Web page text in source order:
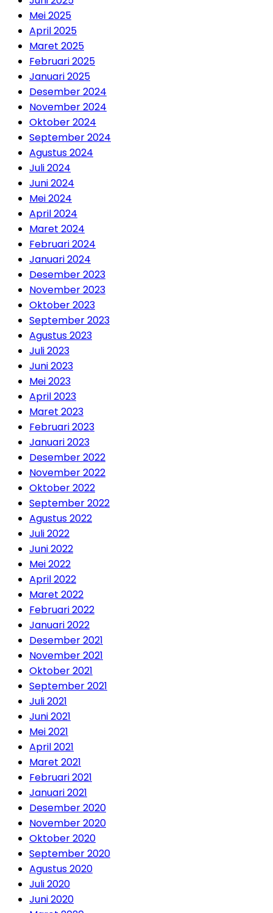
Mei 2025
April 2025
Maret 2025
Februari 2025
Januari 2025
Desember 2024
November 2024
Oktober 2024
September 2024
Agustus 2024
Juli 2024
Juni 2024
Mei 2024
April 2024
Maret 2024
Februari 2024
Januari 2024
Desember 2023
November 2023
Oktober 2023
September 2023
Agustus 2023
Juli 2023
Juni 2023
Mei 2023
April 2023
Maret 2023
Februari 2023
Januari 2023
Desember 2022
November 2022
Oktober 2022
September 2022
Agustus 2022
Juli 2022
Juni 2022
Mei 2022
April 2022
Maret 2022
Februari 2022
Januari 2022
Desember 2021
November 2021
Oktober 2021
September 2021
Juli 2021
Juni 2021
Mei 2021
April 2021
Maret 2021
Februari 2021
Januari 2021
Desember 2020
November 2020
Oktober 2020
September 2020
Agustus 2020
Juli 2020
Juni 2020